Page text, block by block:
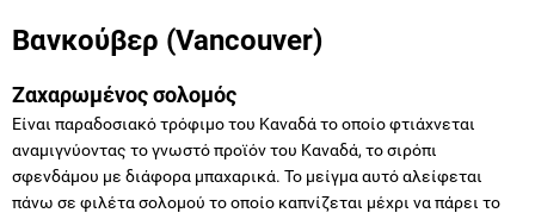
Βανκούβερ (Vancouver)
Ζαχαρωμένος σολομός
Είναι παραδοσιακό τρόφιμο του Καναδά το οποίο φτιάχνεται
αναμιγνύοντας το γνωστό προϊόν του Καναδά, το σιρόπι
σφενδάμου με διάφορα μπαχαρικά. Το μείγμα αυτό αλείφεται
πάνω σε φιλέτα σολομού το οποίο καπνίζεται μέχρι να πάρει το